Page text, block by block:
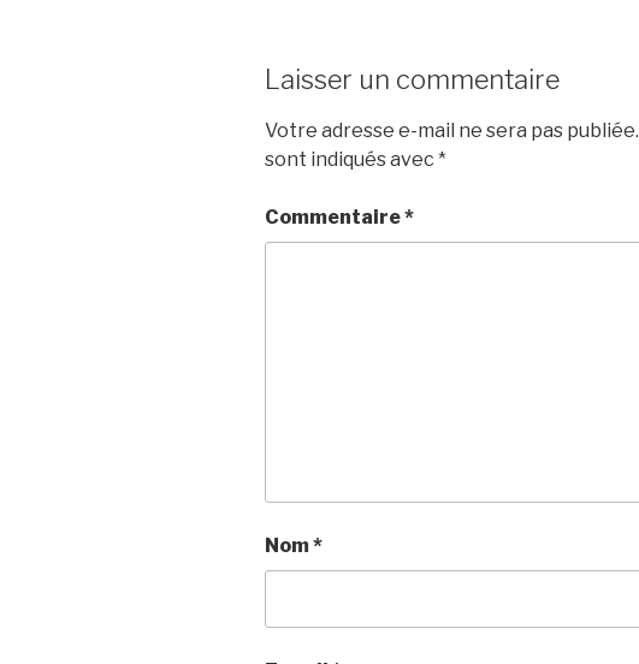
Laisser un commentaire
Votre adresse e-mail ne sera pas publiée.
sont indiqués avec *
Commentaire*
Nom*